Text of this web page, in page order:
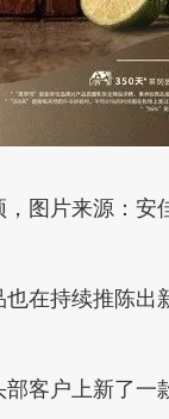
图片来源：安
在持续推陈出
部客户上新了